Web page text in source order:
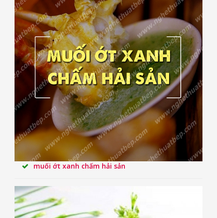
muối ớt xanh chấm hải sản